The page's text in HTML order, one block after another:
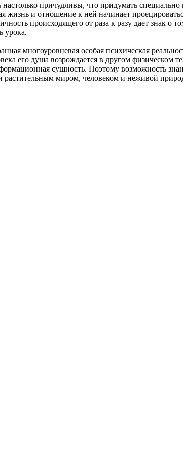
причудливы, что придумать
жизнь и отношение к ней начинает
происходящего от раза к разу дает знак о
урока.
многоуровневая особая психическая
его душа возрождается в другом физическом
сущность. Поэтому возможность
миром, человеком и неживой